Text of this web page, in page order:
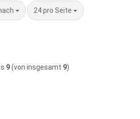
24 pro Seite
pro Seite
9(von insgesamt 9)